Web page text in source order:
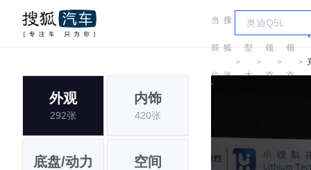
当
前
位
搜
狐
汽
＞
车
型
大
＞
领
克
＞
领
克
＞
外观
292张
内饰
420张
底盘/动力 空间